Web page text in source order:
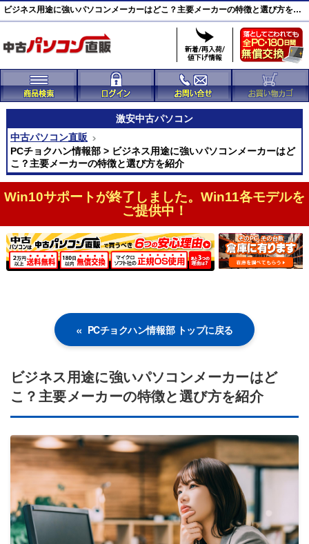
ビジネス用途に強いパソコンメーカーはどこ？主要メーカーの特徴と選び方を紹介
激安中古パソコン
中古パソコン直販
PCチョクハン情報部 > ビジネス用途に強いパソコンメーカーはど
こ？主要メーカーの特徴と選び方を紹介
Win10サポートが終了しました。Win11各モデルを
ご提供中！
PCチョクハン情報部 トップに戻る
ビジネス用途に強いパソコンメーカーはど
こ？主要メーカーの特徴と選び方を紹介